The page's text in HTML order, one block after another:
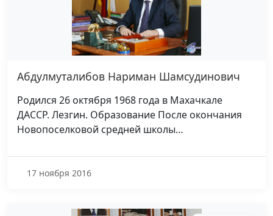
Абдулмуталибов Нариман Шамсудинович
Родился 26 октября 1968 года в Махачкале
ДАССР. Лезгин. Образование После окончания
Новопоселковой средней школы…
17 ноября 2016